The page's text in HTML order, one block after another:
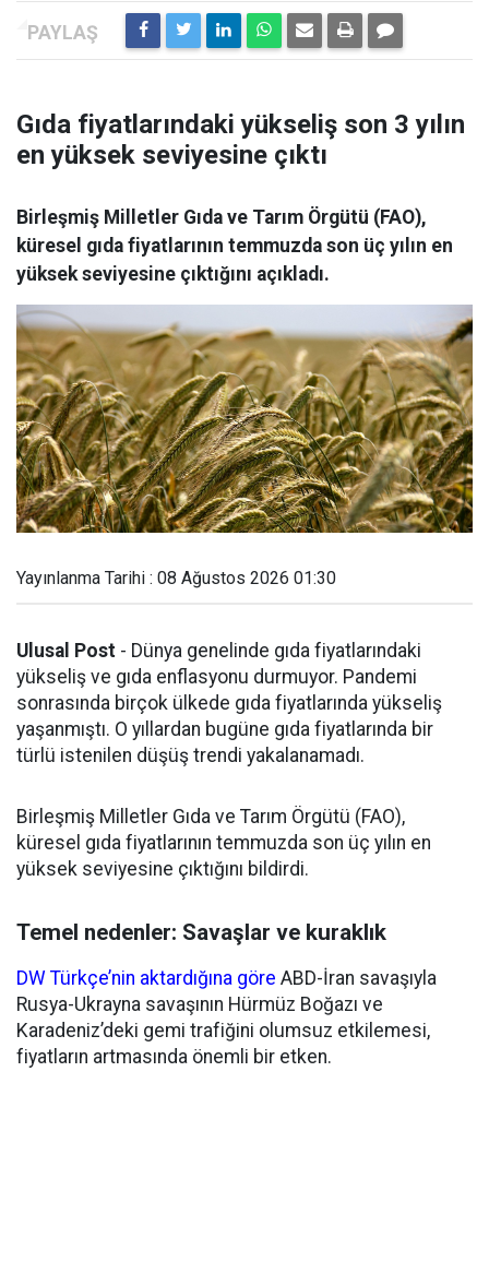
Gıda fiyatlarındaki yükseliş son 3 yılın
en yüksek seviyesine çıktı
Birleşmiş Milletler Gıda ve Tarım Örgütü (FAO),
küresel gıda fiyatlarının temmuzda son üç yılın en
yüksek seviyesine çıktığını açıkladı.
Yayınlanma Tarihi : 08 Ağustos 2026 01:30
Ulusal Post - Dünya genelinde gıda fiyatlarındaki
yükseliş ve gıda enflasyonu durmuyor. Pandemi
sonrasında birçok ülkede gıda fiyatlarında yükseliş
yaşanmıştı. O yıllardan bugüne gıda fiyatlarında bir
türlü istenilen düşüş trendi yakalanamadı.
Birleşmiş Milletler Gıda ve Tarım Örgütü (FAO),
küresel gıda fiyatlarının temmuzda son üç yılın en
yüksek seviyesine çıktığını bildirdi.
Temel nedenler: Savaşlar ve kuraklık
DW Türkçe’nin aktardığına göre ABD-İran savaşıyla
Rusya-Ukrayna savaşının Hürmüz Boğazı ve
Karadeniz’deki gemi trafiğini olumsuz etkilemesi,
fiyatların artmasında önemli bir etken.